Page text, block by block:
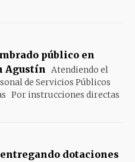
público en
Agustín Atendiendo el
de Servicios Públicos
Por instrucciones directas
dotaciones